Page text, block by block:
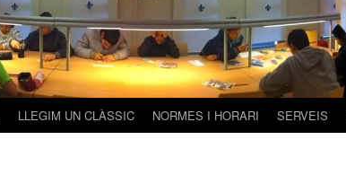
LLEGIM UN CLÀSSIC NORMES I HORARI SERVEIS